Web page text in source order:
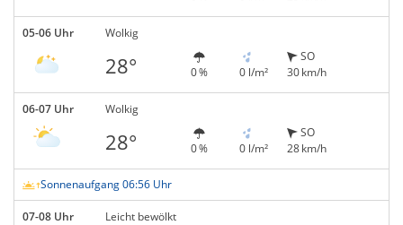
05-06 Uhr Wolkig
28° 0 % 0 l/m²
SO
30 km/h
06-07 Uhr Wolkig
28° 0 % 0 l/m²
SO
28 km/h
Sonnenaufgang 06:56 Uhr
07-08 Uhr Leicht bewölkt